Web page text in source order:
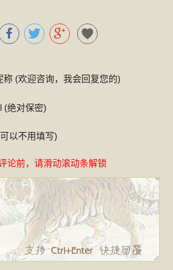
称 (欢迎咨询，我会回复您的)
(绝对保密)
以不用填写)
论前，请滑动滚动条解锁